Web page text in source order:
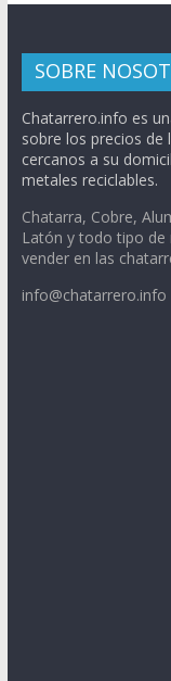
SOBRE
Chatarrero.info es
sobre los precios de
cercanos a su
metales reciclables.
Chatarra, Cobre,
Latón y todo tipo de
vender en las
info@chatarrero.info